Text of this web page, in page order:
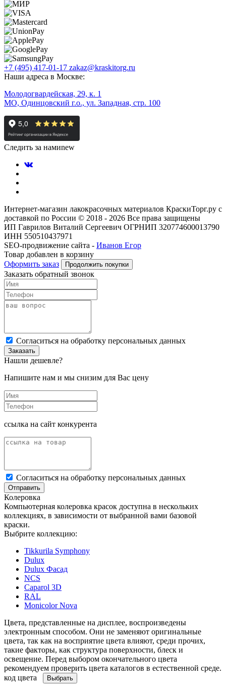
+7 (495) 417-01-17 zakaz@kraskitorg.ru
Наши адреса в Москве:
Молодогвардейская, 29, к. 1
МО, Одинцовский г.о., ул. Западная, стр. 100
Следить за намиnew
Интернет-магазин лакокрасочных материалов КраскиТорг.ру с
доставкой по России © 2018 - 2026 Все права защищены
ИП Гаврилов Виталий Сергеевич ОГРНИП 320774600013790
ИНН 550510437971
SEO-продвижение сайта - Иванов Егор
Товар добавлен в корзину
Оформить заказ
Продолжить покупки
Заказать обратный звонок
Cогласиться на обработку персональных данных
Заказать
Нашли дешевле?
Напишите нам и мы снизим для Вас цену
ссылка на сайт конкурента
Cогласиться на обработку персональных данных
Отправить
Колеровка
Компьютерная колеровка красок доступна в нескольких
коллекциях, в зависимости от выбранной вами базовой
краски.
Выбрите коллекцию:
Tikkurila Symphony
Dulux
Dulux Фасад
NCS
Caparol 3D
RAL
Monicolor Nova
Цвета, представленные на дисплее, воспроизведены
электронным способом. Они не заменяют оригинальные
цвета, так как на восприятие цвета влияют, среди прочих,
такие факторы, как структура поверхности, блеск и
освещение. Перед выбором окончательного цвета
рекомендуем проверить цвета каталогов в естественной среде.
код цвета
Выбрать